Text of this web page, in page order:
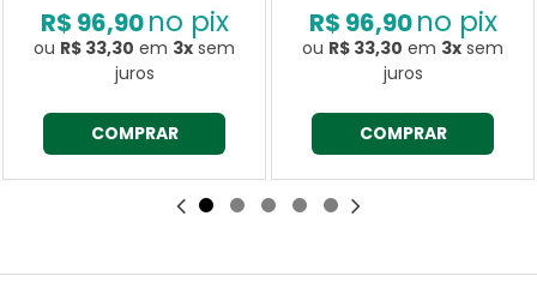
R$ 96,90no pix
ou R$ 33,30 em 3x sem
juros
COMPRAR
R$ 96,90no pix
ou R$ 33,30 em 3x sem
juros
COMPRAR